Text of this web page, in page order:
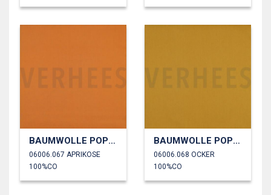
BAUMWOLLE POPELINE
06006.067 APRIKOSE
100%CO
BAUMWOLLE POPELINE
06006.068 OCKER
100%CO